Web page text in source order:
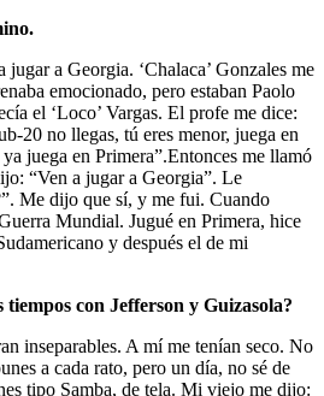
a Georgia. ‘Chalaca’ Gonzales me
emocionado, pero estaban Paolo
el ‘Loco’ Vargas. El profe me dice:
20 no llegas, tú eres menor, juega en
juega en Primera”.Entonces me llamó
“Ven a jugar a Georgia”. Le
Me dijo que sí, y me fui. Cuando
Mundial. Jugué en Primera, hice
y después el de mi
tiempos con Jefferson y Guizasola?
inseparables. A mí me tenían seco. No
a cada rato, pero un día, no sé de
tipo Samba, de tela. Mi viejo me dijo: